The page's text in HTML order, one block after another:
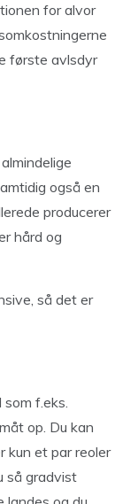
for alvor
første avlsdyr
også en
producerer
hård og
så det er
f.eks.
op. Du kan
kun et par reoler
så gradvist